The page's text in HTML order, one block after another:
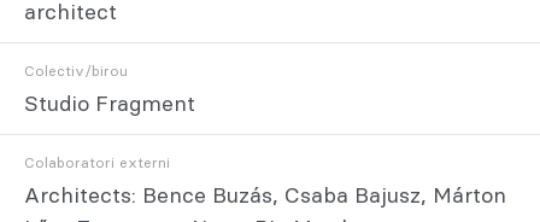
architect
Colectiv/birou
Studio Fragment
Colaboratori externi
Architects: Bence Buzás, Csaba Bajusz, Márton